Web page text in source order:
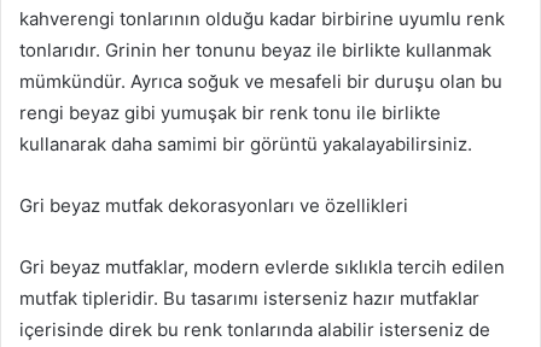
kahverengi tonlarının olduğu kadar birbirine uyumlu renk
tonlarıdır. Grinin her tonunu beyaz ile birlikte kullanmak
mümkündür. Ayrıca soğuk ve mesafeli bir duruşu olan bu
rengi beyaz gibi yumuşak bir renk tonu ile birlikte
kullanarak daha samimi bir görüntü yakalayabilirsiniz.
Gri beyaz mutfak dekorasyonları ve özellikleri
Gri beyaz mutfaklar, modern evlerde sıklıkla tercih edilen
mutfak tipleridir. Bu tasarımı isterseniz hazır mutfaklar
içerisinde direk bu renk tonlarında alabilir isterseniz de